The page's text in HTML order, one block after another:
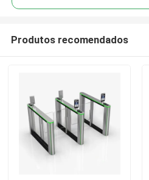
Produtos recomendados